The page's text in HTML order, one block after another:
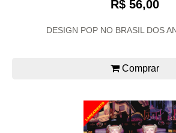
R$ 56,00
DESIGN POP NO BRASIL DOS
Comprar